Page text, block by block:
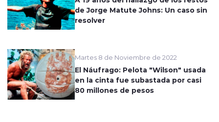
de Jorge Matute Johns: Un caso sin
resolver
Martes 8 de Noviembre de 2022
El Náufrago: Pelota "Wilson" usada
en la cinta fue subastada por casi
80 millones de pesos